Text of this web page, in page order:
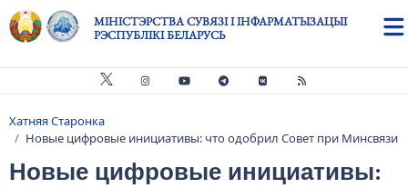
Skip to main content
МІНІСТЭРСТВА СУВЯЗІ І ІНФАРМАТЫЗАЦЫІ
РЭСПУБЛІКІ БЕЛАРУСЬ
Breadcrumb
Хатняя Старонка
Новые цифровые инициативы: что одобрил Совет при Минсвязи
Новые цифровые инициативы: